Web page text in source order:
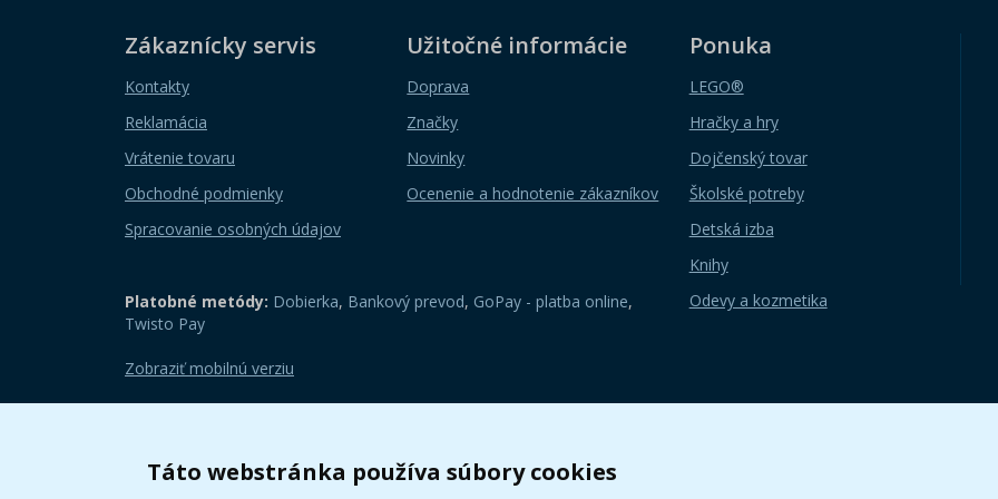
Táto webstránka používa súbory cookies
Zákaznícky servis
Kontakty
Reklamácia
Vrátenie tovaru
Obchodné podmienky
Spracovanie osobných údajov
Užitočné informácie
Doprava
Značky
Novinky
Ocenenie a hodnotenie zákazníkov
Ponuka
LEGO®
Hračky a hry
Dojčenský tovar
Školské potreby
Detská izba
Knihy
Odevy a kozmetika
Platobné metódy: Dobierka, Bankový prevod, GoPay - platba online,
Twisto Pay
Zobraziť mobilnú verziu